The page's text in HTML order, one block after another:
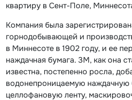
квартиру в Сент-Поле,
Компания была
горнодобывающей и
в Миннесоте в 1902 году, и ее
наждачная бумага. 3M, как она
известна, постепенно росла,
водонепроницаемую наждачную
целлофановую ленту,